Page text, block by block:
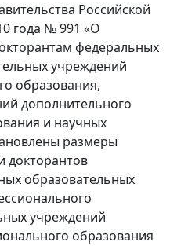
Российской
года № 991 «О
федеральных
учреждений
образования,
дополнительного
и научных
размеры
докторантов
образовательных
учреждений
образования